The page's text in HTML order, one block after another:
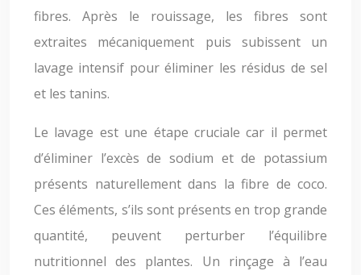
fibres. Après le rouissage, les fibres sont
extraites mécaniquement puis subissent un
lavage intensif pour éliminer les résidus de sel
et les tanins.
Le lavage est une étape cruciale car il permet
d’éliminer l’excès de sodium et de potassium
présents naturellement dans la fibre de coco.
Ces éléments, s’ils sont présents en trop grande
quantité, peuvent perturber l’équilibre
nutritionnel des plantes. Un rinçage à l’eau